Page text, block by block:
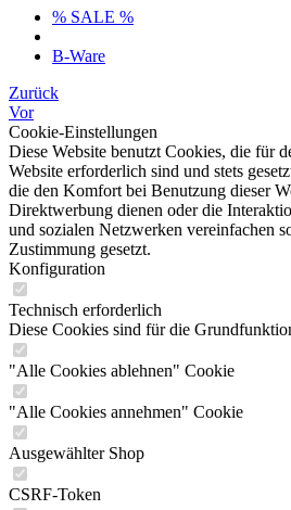
% SALE %
B-Ware
Zurück
Vor
Cookie-Einstellungen
Diese Website benutzt Cookies, die für
Website erforderlich sind und stets
die den Komfort bei Benutzung dieser
Direktwerbung dienen oder die
und sozialen Netzwerken vereinfachen
Zustimmung gesetzt.
Konfiguration
Technisch erforderlich
Diese Cookies sind für die
"Alle Cookies ablehnen" Cookie
"Alle Cookies annehmen" Cookie
Ausgewählter Shop
CSRF-Token